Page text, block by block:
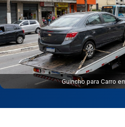
Guincho para Carro